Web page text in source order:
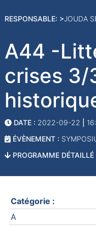
RESPONSABLE: >JOUDA
A44 -
crises 3/
DATE : 2022-09-22
ÉVÈNEMENT :
PROGRAMME DÉTAILLÉ
Catégorie :
A